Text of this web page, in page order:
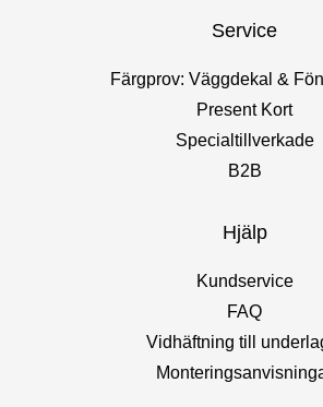
Service
Färgprov: Väggdekal &
Present Kort
Specialtillverkade
B2B
Hjälp
Kundservice
FAQ
Vidhäftning till